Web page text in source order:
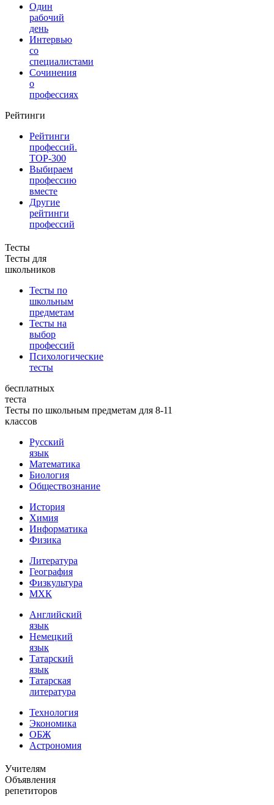
Один
рабочий
день
Интервью
со
специалистами
Сочинения
о
профессиях
Рейтинги
Рейтинги
профессий.
TOP-300
Выбираем
профессию
вместе
Другие
рейтинги
профессий
Тесты
Тесты для
школьников
Тесты по
школьным
предметам
Тесты на
выбор
профессий
Психологические
тесты
бесплатных
теста
Тесты по школьным предметам для 8-11
классов
Русский
язык
Математика
Биология
Обществознание
История
Химия
Информатика
Физика
Литература
География
Физкультура
МХК
Английский
язык
Немецкий
язык
Татарский
язык
Татарская
литература
Технология
Экономика
ОБЖ
Астрономия
Учителям
Объявления
репетиторов